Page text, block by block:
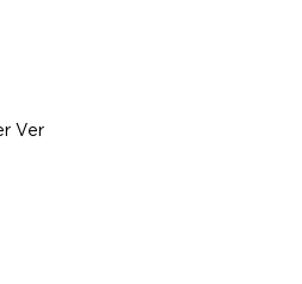
Ver